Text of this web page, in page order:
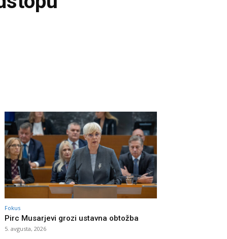
Fokus
Pirc Musarjevi grozi ustavna obtožba
5. avgusta, 2026